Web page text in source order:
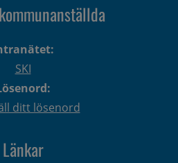
SKI
ditt lösenord
Länkar